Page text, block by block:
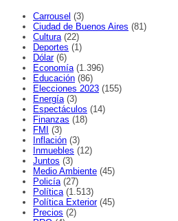
Carrousel (3)
Ciudad de Buenos Aires (81)
Cultura (22)
Deportes (1)
Dólar(6)
Economía (1.396)
Educación (86)
Elecciones 2023 (155)
Energía (3)
Espectáculos (14)
Finanzas (18)
FMI
(3)
Inflación (3)
Inmuebles (12)
Juntos (3)
Medio Ambiente (45)
Policía (27)
Política (1.513)
Política Exterior(45)
Precios (2)